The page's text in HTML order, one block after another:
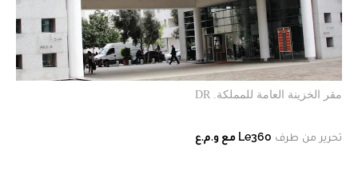
مقر الخزينة العامة للمملكة. DR
تحرير من طرف Le360 مع و.م.ع